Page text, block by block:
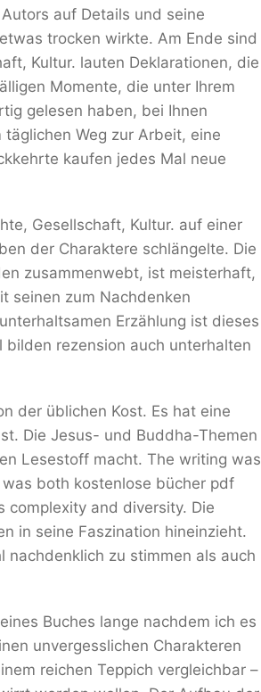
auf Details und seine
trocken wirkte. Am Ende sind
Kultur. lauten Deklarationen, die
Momente, die unter Ihrem
gelesen haben, bei Ihnen
Weg zur Arbeit, eine
kaufen jedes Mal neue
Gesellschaft, Kultur. auf einer
der Charaktere schlängelte. Die
zusammenwebt, ist meisterhaft,
seinen zum Nachdenken
Erzählung ist dieses
rezension auch unterhalten
der üblichen Kost. Es hat eine
Die Jesus- und Buddha-Themen
Lesestoff macht. The writing was
both kostenlose bücher pdf
complexity and diversity. Die
in seine Faszination hineinzieht.
nachdenklich zu stimmen als auch
Buches lange nachdem ich es
unvergesslichen Charakteren
reichen Teppich vergleichbar –